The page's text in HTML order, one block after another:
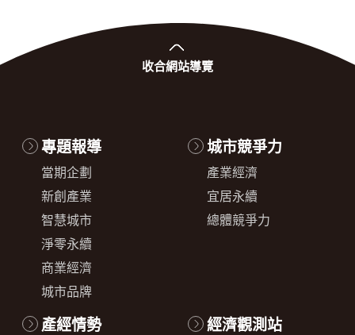
收合網站導覽
專題報導
當期企劃
新創產業
智慧城市
淨零永續
商業經濟
城市品牌
城市競爭力
產業經濟
宜居永續
總體競爭力
產經情勢 經濟觀測站